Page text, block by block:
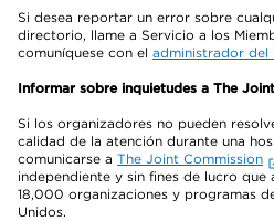
Si desea reportar un error sobre
directorio, llame a Servicio a los
comuníquese con el administrador del
Informar sobre inquietudes a The
Si los organizadores no pueden
calidad de la atención durante una
comunicarse a The Joint Commission
independiente y sin fines de lucro
18,000 organizaciones y programas
Unidos.